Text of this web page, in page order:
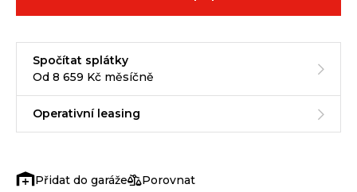
Spočítat splátky
Od 8 659 Kč měsíčně
Operativní leasing
Porovnat